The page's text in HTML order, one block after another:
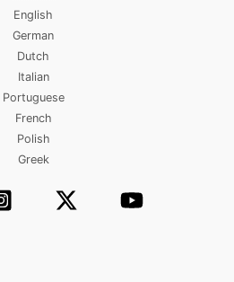
English
German
Dutch
Italian
Portuguese
French
Polish
Greek